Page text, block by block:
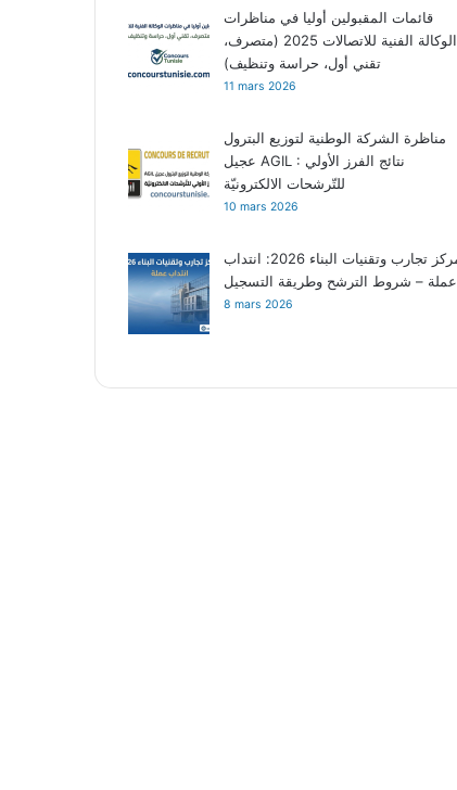
قائمات المقبولين أوليا في مناظرات
الوكالة الفنية للاتصالات 2025 (متصرف،
تقني أول، حراسة وتنظيف)
11 mars 2026
مناظرة الشركة الوطنية لتوزيع البترول
عجيل AGIL : نتائج الفرز الأولي
للتّرشحات الالكترونيّة
10 mars 2026
مركز تجارب وتقنيات البناء 2026: انتداب
عملة – شروط الترشح وطريقة التسجيل
8 mars 2026